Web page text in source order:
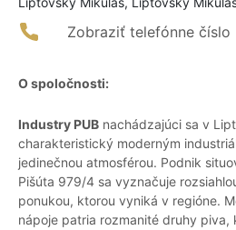
Zobraziť telefónne číslo
O spoločnosti:
Industry PUB nachádzajúci sa v
charakteristický moderným
jedinečnou atmosférou. Podnik
Pišúta 979/4 sa vyznačuje
ponukou, ktorou vyniká v regióne.
nápoje patria rozmanité druhy piva,